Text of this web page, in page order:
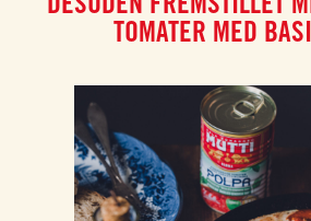
TOMATER MED